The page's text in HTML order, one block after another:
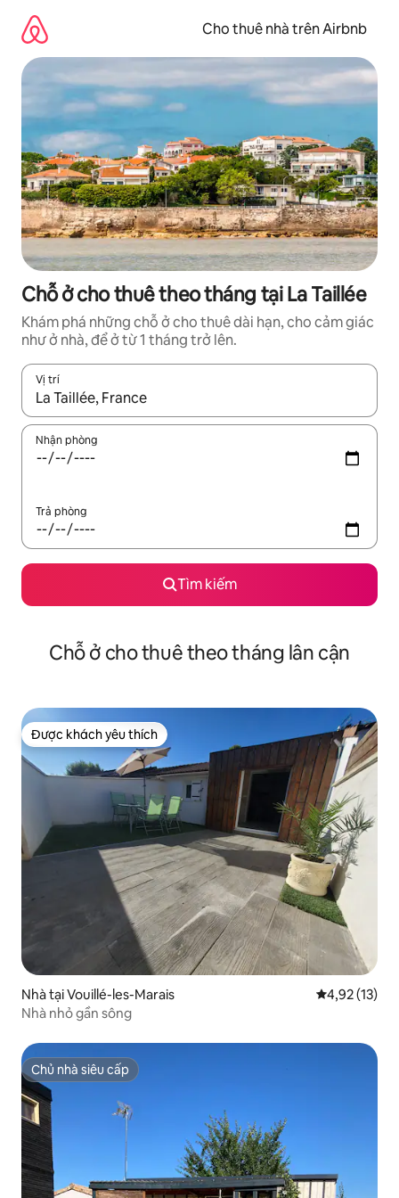
dung
Cho thuê nhà trên Airbnb
Chỗ ở cho thuê theo tháng tại La Taillée
Khám phá những chỗ ở cho thuê dài hạn, cho cảm giác
như ở nhà, để ở từ 1 tháng trở lên.
Vị trí
Khi có kết quả, hãy điều hướng bằng phím mũi tên lên và
Nhận phòng
Trả phòng
Tìm kiếm
Chỗ ở cho thuê theo tháng lân cận
Được khách yêu thích
Được khách yêu thích
Nhà tại Vouillé-les-Marais Xếp hạng
4,92 (13)
Nhà nhỏ gần sông
Chủ nhà siêu cấp
Chủ nhà siêu cấp